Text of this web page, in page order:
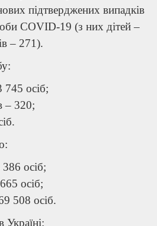
підтверджених випадків
COVID-19 (з них дітей –
– 271).
745 осіб;
– 320;
осіб;
осіб;
508 осіб.
Україні: